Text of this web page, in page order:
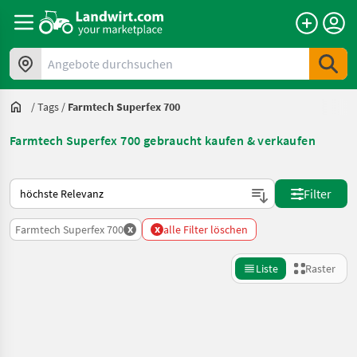
Angebote durchsuchen
/Tags / Farmtech Superfex 700
Farmtech Superfex 700 gebraucht kaufen & verkaufen
So wird auf Landwirt.com sortiert
Filter
Farmtech Superfex 700 x x alle Filter löschen
Liste Raster